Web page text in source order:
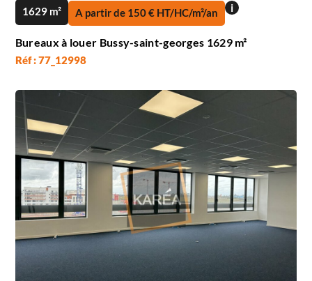
1629 m² A partir de 150 € HT/HC/m²/an i
Bureaux à louer Bussy-saint-georges 1629 m²
Réf : 77_12998